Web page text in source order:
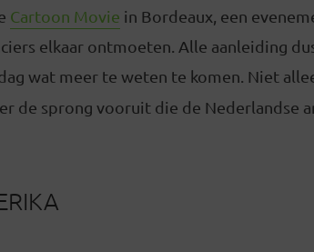
Cartoon Movie in Bordeaux, een
elkaar ontmoeten. Alle aanleiding
wat meer te weten te komen. Niet
de sprong vooruit die de Nederlandse